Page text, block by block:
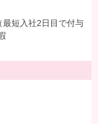
短入社2日目で付与